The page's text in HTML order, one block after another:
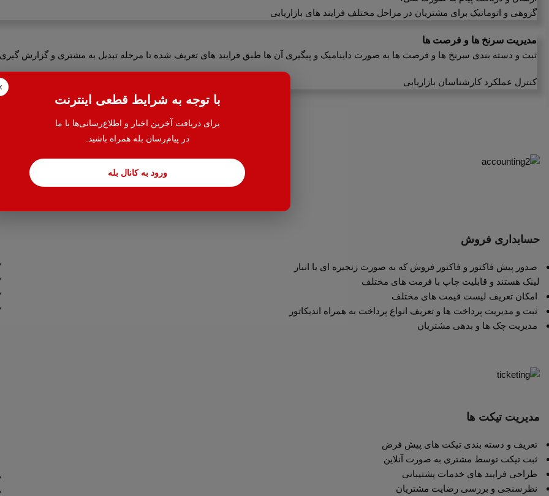
با توجه به شرایط قطعی اینترنت
برای دریافت آخرین اخبار و اطلاع‌رسانی‌ها با ما
در پیام‌رسان بله همراه باشید.
ورود به کانال بله
گروهی و اتوماتیک برای مشتریان در مراحل مختلف فرایند های بازاریابی
مدیریت سرنخ ها و فرصت ها
ثبت و دسته بندی سرنخ ها و فرصت ها به صورت داینامیک و پیگیری آن ها طبق فرایند های تعریف شده تا مرحله تبدیل به مشتری و گزارش
کنترل عملکرد کارشناسان بازاریابی
حسابداری فروش
صدور پیش فاکتور و فاکتور فروش که به صورت زنجیره ای با انبار
لینک هستند و قابلیت چاپ با فرمت های مختلف
امکان تعریف لیست قیمت های مختلف
ثبت و مدیریت پرداخت ها و تعریف انواع پرداخت به همراه اندیکاتور
مدیریت چک ها و بدهی مشتریان
مدیریت تیکت ها
تعریف و دسته بندی تیکت های پیش فرض
ثبت تیکت توسط مشتری به صورت آنلاین
طراحی فرایند های خدمات پشتیبانی
نظرسنجی و بررسی رضایت مشتریان